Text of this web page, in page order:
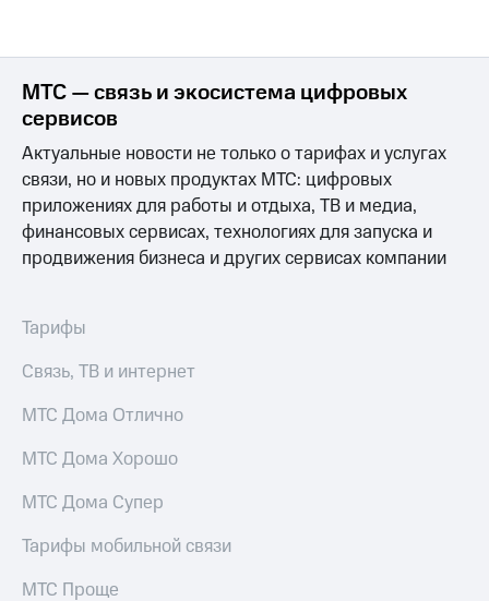
МТС — связь и экосистема цифровых
сервисов
Актуальные новости не только о тарифах и услугах
связи, но и новых продуктах МТС: цифровых
приложениях для работы и отдыха, ТВ и медиа,
финансовых сервисах, технологиях для запуска и
продвижения бизнеса и других сервисах компании
Тарифы
Связь, ТВ и интернет
МТС Дома Отлично
МТС Дома Хорошо
МТС Дома Супер
Тарифы мобильной связи
МТС Проще